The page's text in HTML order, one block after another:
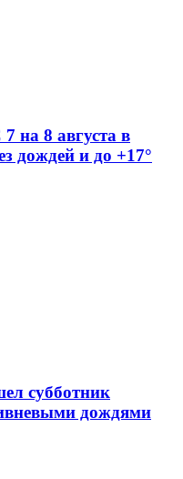
на 8 августа в
дождей и до +17°
субботник
дождями